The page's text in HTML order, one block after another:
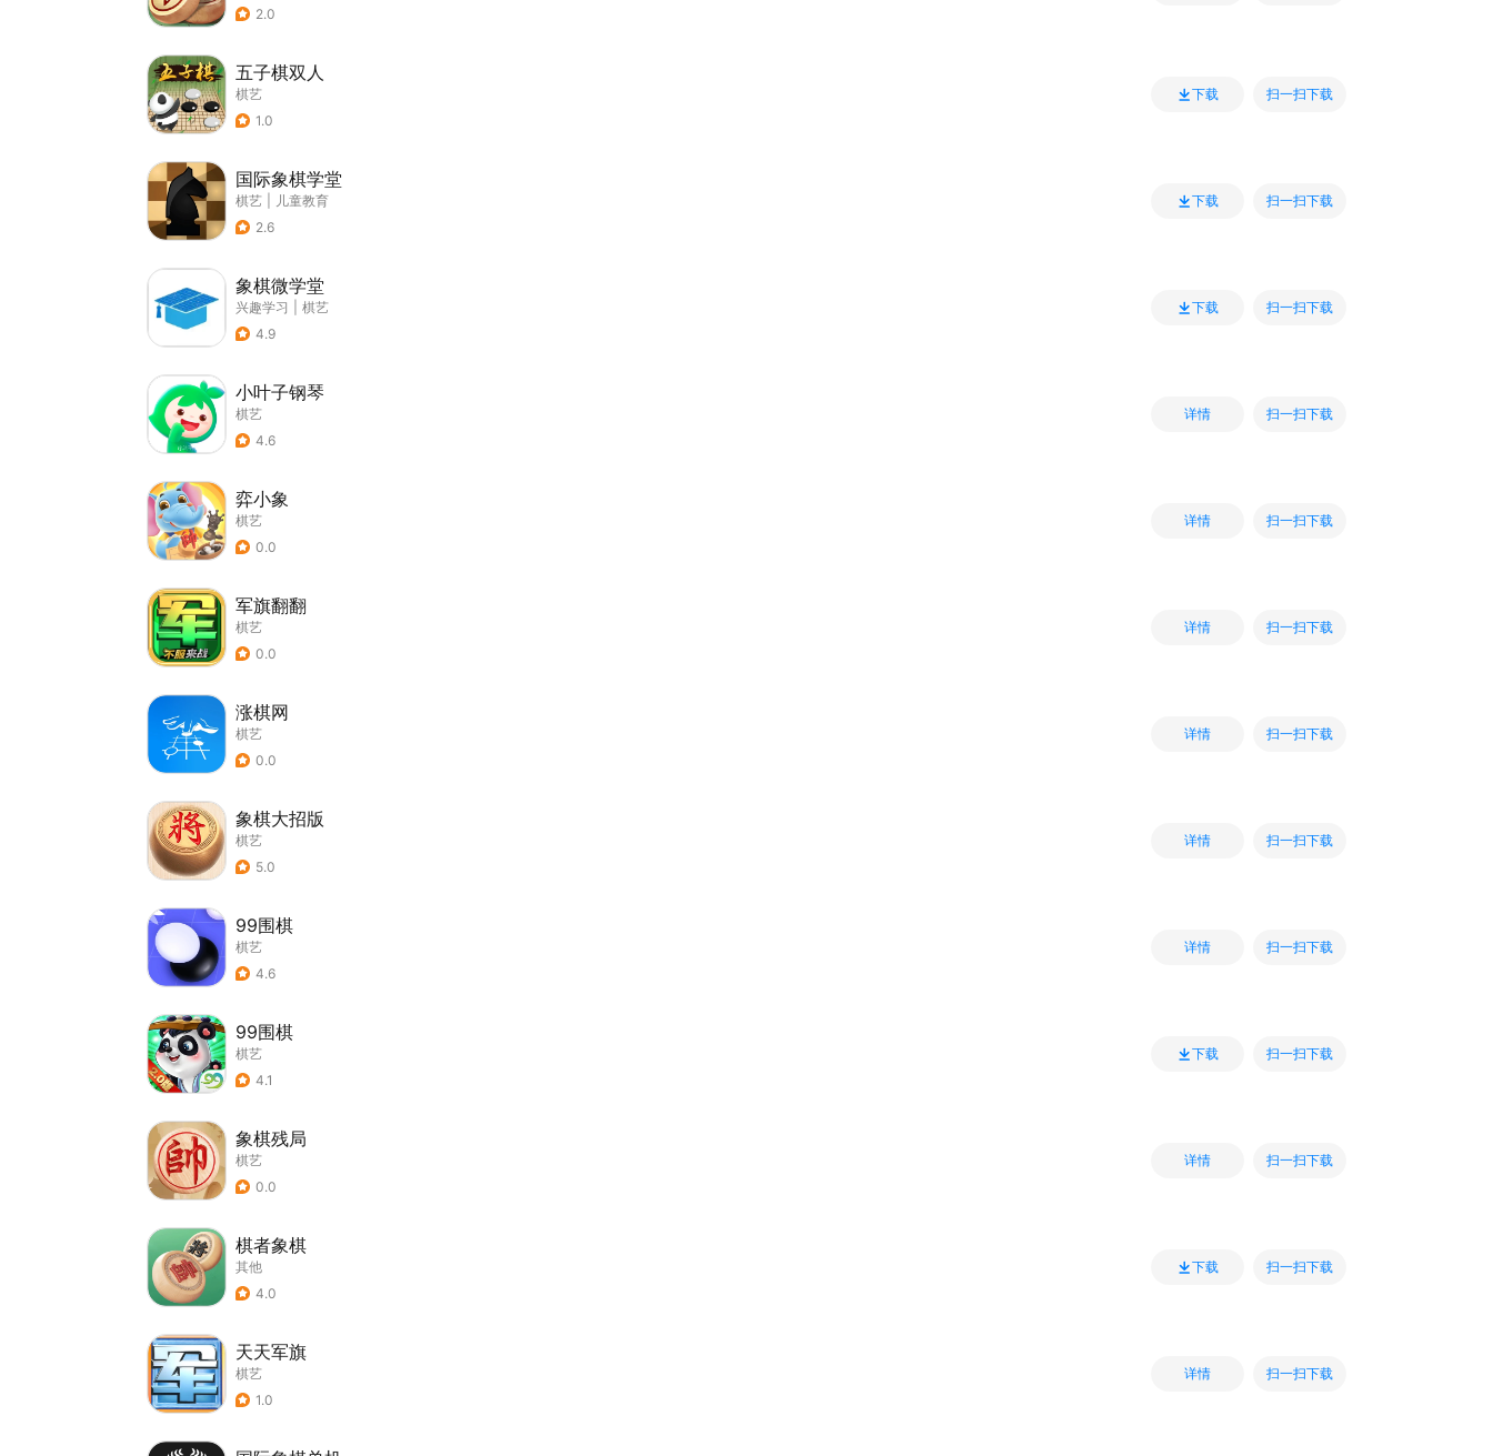
2.0
五子棋双人
棋艺
1.0
下载 扫一扫下载
国际象棋学堂
棋艺
儿童教育
2.6
下载 扫一扫下载
象棋微学堂
兴趣学习
棋艺
4.9
下载 扫一扫下载
小叶子钢琴
棋艺
4.6
详情 扫一扫下载
弈小象
棋艺
0.0
详情 扫一扫下载
军旗翻翻
棋艺
0.0
详情 扫一扫下载
涨棋网
棋艺
0.0
详情 扫一扫下载
象棋大招版
棋艺
5.0
详情 扫一扫下载
99围棋
棋艺
4.6
详情 扫一扫下载
99围棋
棋艺
4.1
下载 扫一扫下载
象棋残局
棋艺
0.0
详情 扫一扫下载
棋者象棋
其他
4.0
下载 扫一扫下载
天天军旗
棋艺
1.0
详情 扫一扫下载